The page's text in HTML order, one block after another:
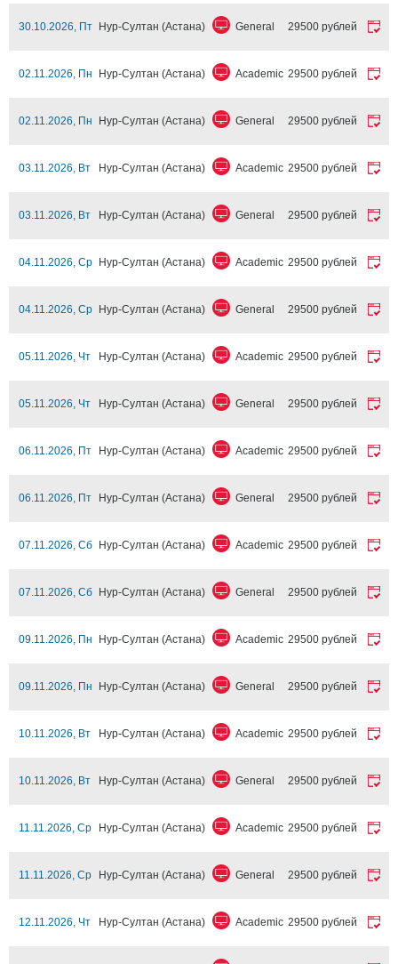
30.10.2026, Пт Нур-Султан (Астана) General 29500 рублей
02.11.2026, Пн Нур-Султан (Астана) Academic 29500 рублей
02.11.2026, Пн Нур-Султан (Астана) General 29500 рублей
03.11.2026, Вт Нур-Султан (Астана) Academic 29500 рублей
03.11.2026, Вт Нур-Султан (Астана) General 29500 рублей
04.11.2026, Ср Нур-Султан (Астана) Academic 29500 рублей
04.11.2026, Ср Нур-Султан (Астана) General 29500 рублей
05.11.2026, Чт Нур-Султан (Астана) Academic 29500 рублей
05.11.2026, Чт Нур-Султан (Астана) General 29500 рублей
06.11.2026, Пт Нур-Султан (Астана) Academic 29500 рублей
06.11.2026, Пт Нур-Султан (Астана) General 29500 рублей
07.11.2026, Сб Нур-Султан (Астана) Academic 29500 рублей
07.11.2026, Сб Нур-Султан (Астана) General 29500 рублей
09.11.2026, Пн Нур-Султан (Астана) Academic 29500 рублей
09.11.2026, Пн Нур-Султан (Астана) General 29500 рублей
10.11.2026, Вт Нур-Султан (Астана) Academic 29500 рублей
10.11.2026, Вт Нур-Султан (Астана) General 29500 рублей
11.11.2026, Ср Нур-Султан (Астана) Academic 29500 рублей
11.11.2026, Ср Нур-Султан (Астана) General 29500 рублей
12.11.2026, Чт Нур-Султан (Астана) Academic 29500 рублей